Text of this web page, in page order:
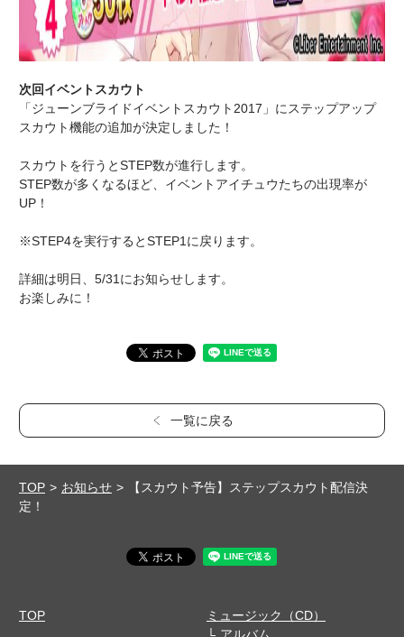
次回イベントスカウト
「ジューンブライドイベントスカウト2017」にステップアップ
スカウト機能の追加が決定しました！
スカウトを行うとSTEP数が進行します。
STEP数が多くなるほど、イベントアイチュウたちの出現率が
UP！
※STEP4を実行するとSTEP1に戻ります。
詳細は明日、5/31にお知らせします。
お楽しみに！
一覧に戻る
TOP お知らせ
【スカウト予告】ステップスカウト配信決
定！
TOP
ミュージック（CD）